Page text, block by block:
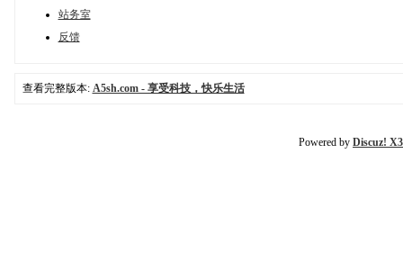
站务室
反馈
查看完整版本: A5sh.com - 享受科技，快乐生活
Powered by Discuz!